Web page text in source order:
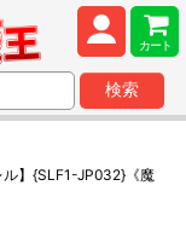
カート
検索
ル】{SLF1-JP032}《魔